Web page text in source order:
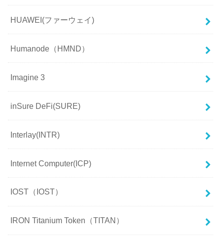
HUAWEI(ファーウェイ)
Humanode（HMND）
Imagine 3
inSure DeFi(SURE)
Interlay(INTR)
Internet Computer(ICP)
IOST（IOST）
IRON Titanium Token（TITAN）